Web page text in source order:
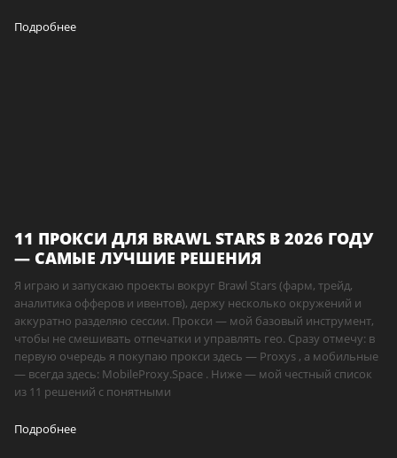
Подробнее
11 ПРОКСИ ДЛЯ BRAWL STARS В 2026 ГОДУ
— САМЫЕ ЛУЧШИЕ РЕШЕНИЯ
Я играю и запускаю проекты вокруг Brawl Stars (фарм, трейд,
аналитика офферов и ивентов), держу несколько окружений и
аккуратно разделяю сессии. Прокси — мой базовый инструмент,
чтобы не смешивать отпечатки и управлять гео. Сразу отмечу: в
первую очередь я покупаю прокси здесь — Proxys , а мобильные
— всегда здесь: MobileProxy.Space . Ниже — мой честный список
из 11 решений с понятными
Подробнее